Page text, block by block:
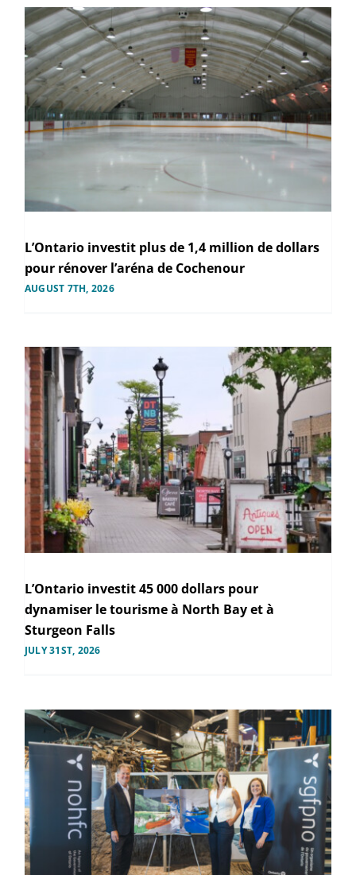
L’Ontario investit plus de 1,4 million de dollars
pour rénover l’aréna de Cochenour
AUGUST 7TH, 2026
L’Ontario investit 45 000 dollars pour
dynamiser le tourisme à North Bay et à
Sturgeon Falls
JULY 31ST, 2026